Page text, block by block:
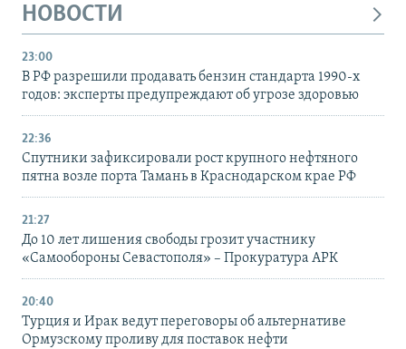
НОВОСТИ
23:00
В РФ разрешили продавать бензин стандарта 1990-х
годов: эксперты предупреждают об угрозе здоровью
22:36
Спутники зафиксировали рост крупного нефтяного
пятна возле порта Тамань в Краснодарском крае РФ
21:27
До 10 лет лишения свободы грозит участнику
«Самообороны Севастополя» – Прокуратура АРК
20:40
Турция и Ирак ведут переговоры об альтернативе
Ормузскому проливу для поставок нефти